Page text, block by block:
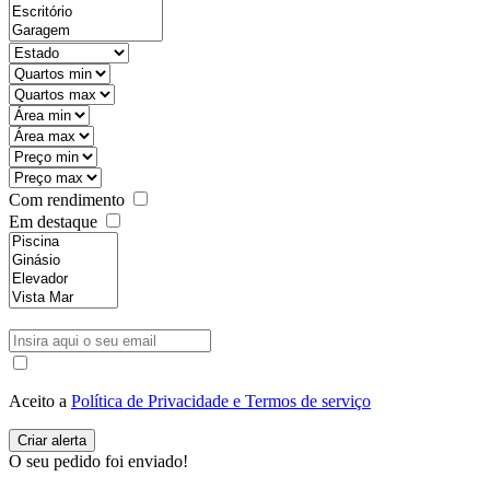
Com rendimento
Em destaque
Aceito a Política de Privacidade e Termos de serviço
O seu pedido foi enviado!